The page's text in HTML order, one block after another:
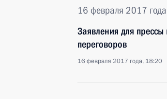
16 февраля 2017
Заявления для прессы
переговоров
16 февраля 2017 года, 18:20